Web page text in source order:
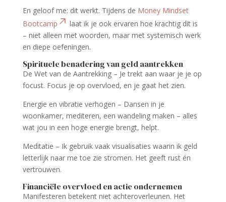
En geloof me: dit werkt. Tijdens de Money Mindset
Bootcamp
laat ik je ook ervaren hoe krachtig dit is
– niet alleen met woorden, maar met systemisch werk
en diepe oefeningen.
Spirituele benadering van geld aantrekken
De Wet van de Aantrekking – Je trekt aan waar je je op
focust. Focus je op overvloed, en je gaat het zien.
Energie en vibratie verhogen – Dansen in je
woonkamer, mediteren, een wandeling maken – alles
wat jou in een hoge energie brengt, helpt.
Meditatie – Ik gebruik vaak visualisaties waarin ik geld
letterlijk naar me toe zie stromen. Het geeft rust én
vertrouwen.
Financiële overvloed en actie ondernemen
Manifesteren betekent niet achteroverleunen. Het